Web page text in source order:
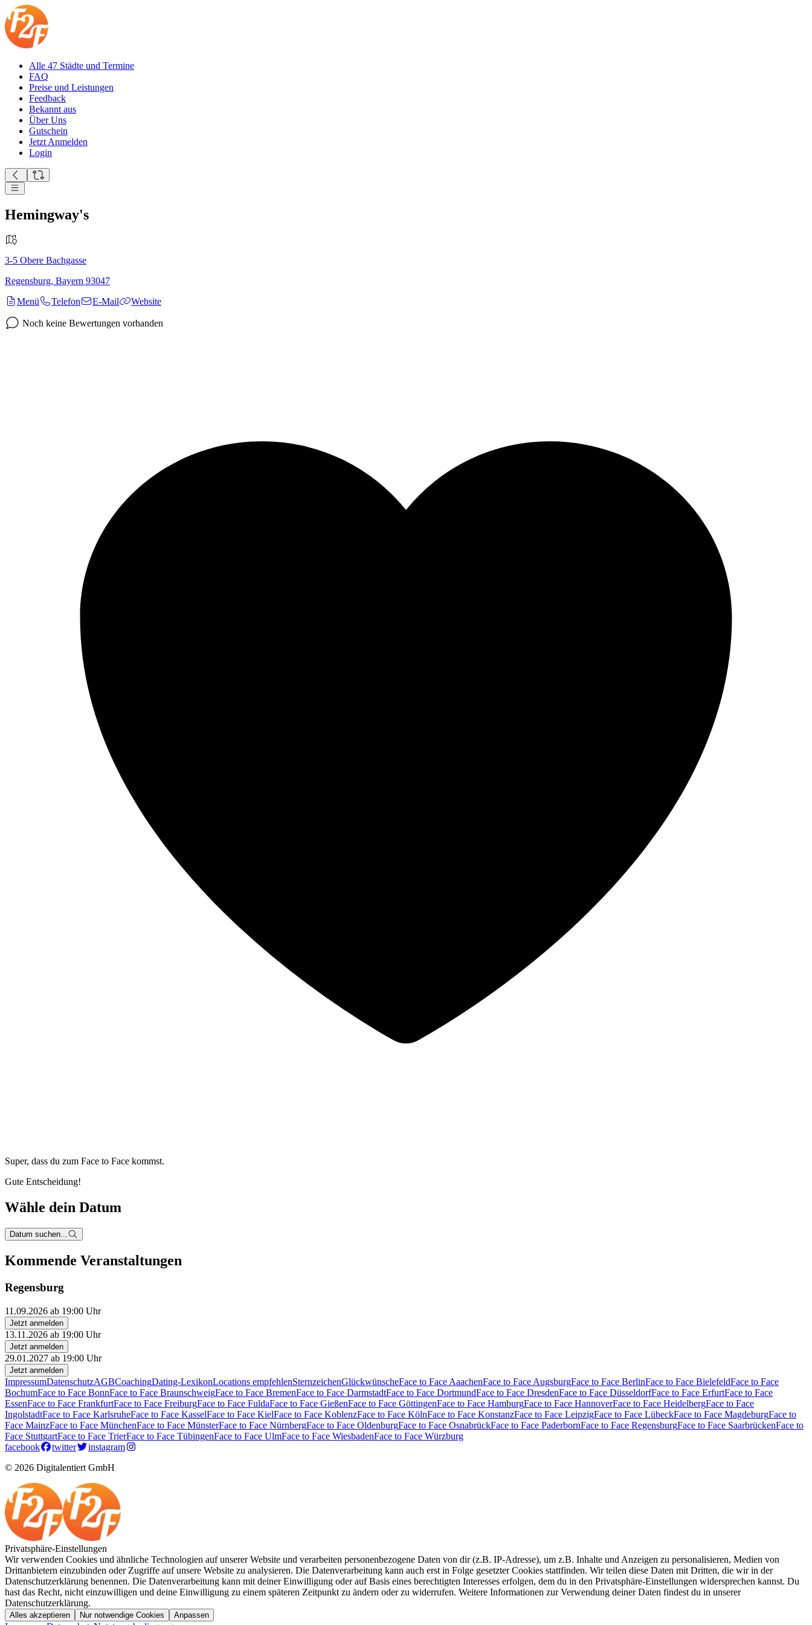
Alle 47 Städte und Termine
FAQ
Preise und Leistungen
Feedback
Bekannt aus
Über Uns
Gutschein
Jetzt Anmelden
Login
Hemingway's
3-5 Obere Bachgasse
Regensburg, Bayern 93047
Menü
Telefon E-Mail Website
Noch keine Bewertungen vorhanden
Super, dass du zum Face to Face kommst.
Gute Entscheidung!
Wähle dein Datum
Datum suchen...
Kommende Veranstaltungen
Regensburg
11.09.2026 ab 19:00 Uhr
Jetzt anmelden
13.11.2026 ab 19:00 Uhr
Jetzt anmelden
29.01.2027 ab 19:00 Uhr
Jetzt anmelden
ImpressumDatenschutzAGBCoachingDating-LexikonLocations empfehlenSternzeichenGlückwünscheFace to Face AaachenFace to Face AugsburgFace to Face BerlinFace to Face BielefeldFace to Face
BochumFace to Face BonnFace to Face BraunschweigFace to Face BremenFace to Face DarmstadtFace to Face DortmundFace to Face DresdenFace to Face DüsseldorfFace to Face ErfurtFace to Face
EssenFace to Face FrankfurtFace to Face FreiburgFace to Face FuldaFace to Face GießenFace to Face GöttingenFace to Face HamburgFace to Face HannoverFace to Face HeidelbergFace to Face
IngolstadtFace to Face KarlsruheFace to Face KasselFace to Face KielFace to Face KoblenzFace to Face KölnFace to Face KonstanzFace to Face LeipzigFace to Face LübeckFace to Face MagdeburgFace to
Face MainzFace to Face MünchenFace to Face MünsterFace to Face NürnbergFace to Face OldenburgFace to Face OsnabrückFace to Face PaderbornFace to Face RegensburgFace to Face SaarbrückenFace to
Face StuttgartFace to Face TrierFace to Face TübingenFace to Face UlmFace to Face WiesbadenFace to Face Würzburg
facebook
twitter
instagram
© 2026 Digitalentiert GmbH
Privatsphäre-Einstellungen
Wir verwenden Cookies und ähnliche Technologien auf unserer Website und verarbeiten personenbezogene Daten von dir (z.B. IP-Adresse), um z.B. Inhalte und Anzeigen zu personalisieren, Medien von
Drittanbietern einzubinden oder Zugriffe auf unsere Website zu analysieren. Die Datenverarbeitung kann auch erst in Folge gesetzter Cookies stattfinden. Wir teilen diese Daten mit Dritten, die wir in der
Datenschutzerklärung benennen. Die Datenverarbeitung kann mit deiner Einwilligung oder auf Basis eines berechtigten Interesses erfolgen, dem du in den Privatsphäre-Einstellungen widersprechen kannst. Du
hast das Recht, nicht einzuwilligen und deine Einwilligung zu einem späteren Zeitpunkt zu ändern oder zu widerrufen. Weitere Informationen zur Verwendung deiner Daten findest du in unserer
Datenschutzerklärung.
Alles akzeptieren Nur notwendige Cookies Anpassen